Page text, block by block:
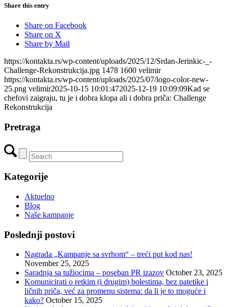
Share this entry
Share on Facebook
Share on X
Share by Mail
https://kontakta.rs/wp-content/uploads/2025/12/Srdan-Jerinkic-_-
Challenge-Rekonstrukcija.jpg 1478 1600 velimir
https://kontakta.rs/wp-content/uploads/2025/07/logo-color-new-
25.png velimir2025-10-15 10:01:472025-12-19 10:09:09Kad se
chefovi zaigraju, tu je i dobra klopa ali i dobra priča: Challenge
Rekonstrukcija
Pretraga
Kategorije
Aktuelno
Blog
Naše kampanje
Poslednji postovi
Nagrada „Kampanje sa svrhom“ – treći put kod nas!
November 25, 2025
Saradnja sa tužiocima – poseban PR izazov October 23, 2025
Komunicirati o retkim (i drugim) bolestima, bez patetike i
ličnih priča, već za promenu sistema: da li je to moguće i
kako? October 15, 2025